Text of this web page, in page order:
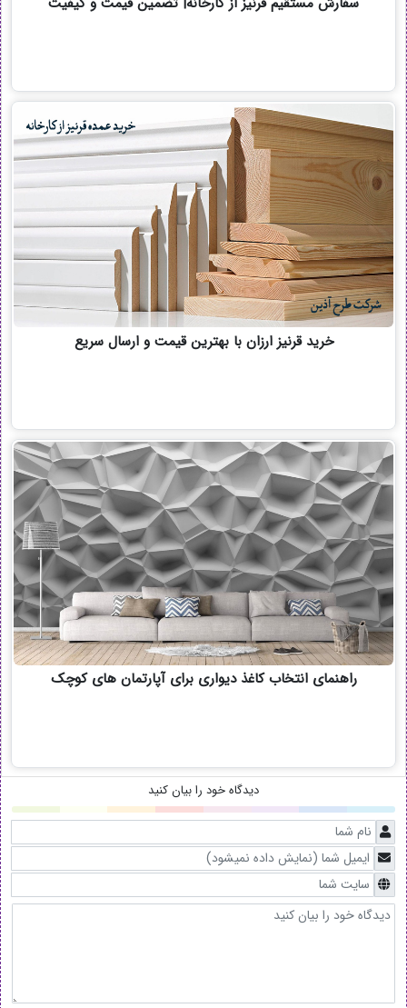
خرید قرنیز ارزان با بهترین قیمت و ارسال سریع
راهنمای انتخاب کاغذ دیواری برای آپارتمان های کوچک
دیدگاه خود را بیان کنید